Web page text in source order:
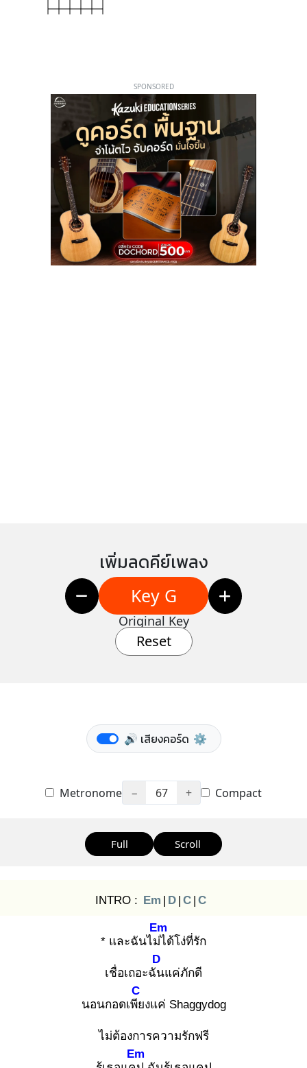
SPONSORED
เพิ่มลดคีย์เพลง
Key G
Original Key
Reset
🔊 เสียงคอร์ด ⚙️
Metronome − 67 + Compact
Full Scroll
INTRO : Em | D | C | C
* และฉันไม่ไ
Em
ด้โง่ที่รัก
เชื่อเถอะฉัน
D
แค่ภักดี
นอนกอดเพีย
C
งแค่ Shaggydog
ไม่ต้องการความรักฟรี
Em